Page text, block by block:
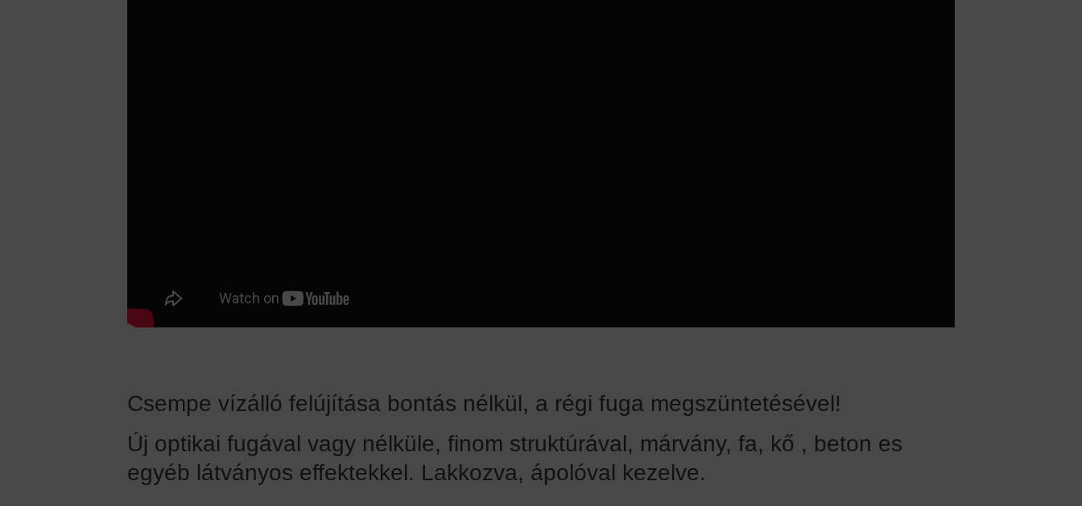
Csempe vízálló felújítása bontás nélkül, a régi fuga megszüntetésével!
Új optikai fugával vagy nélküle, finom struktúrával, márvány, fa, kő , beton es
egyéb látványos effektekkel. Lakkozva, ápolóval kezelve.